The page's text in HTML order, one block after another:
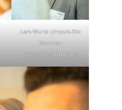
Lars Wurst (Impuls.Die
Hammer
Wirtschaftsagentur)